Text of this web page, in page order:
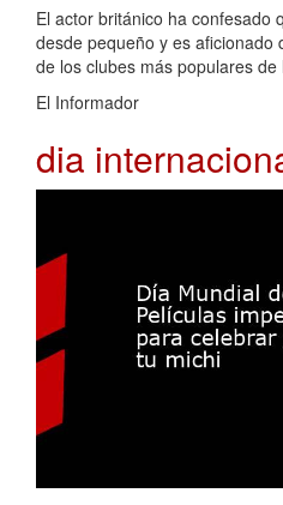
El actor británico ha confesado
desde pequeño y es aficionado
de los clubes más populares
El Informador
dia